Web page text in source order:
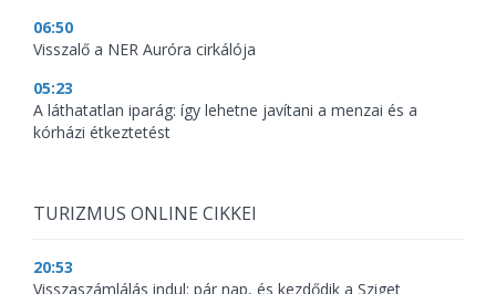
06:50
Visszalő a NER Auróra cirkálója
05:23
A láthatatlan iparág: így lehetne javítani a menzai és a
kórházi étkeztetést
TURIZMUS ONLINE CIKKEI
20:53
Visszaszámlálás indul: pár nap, és kezdődik a Sziget